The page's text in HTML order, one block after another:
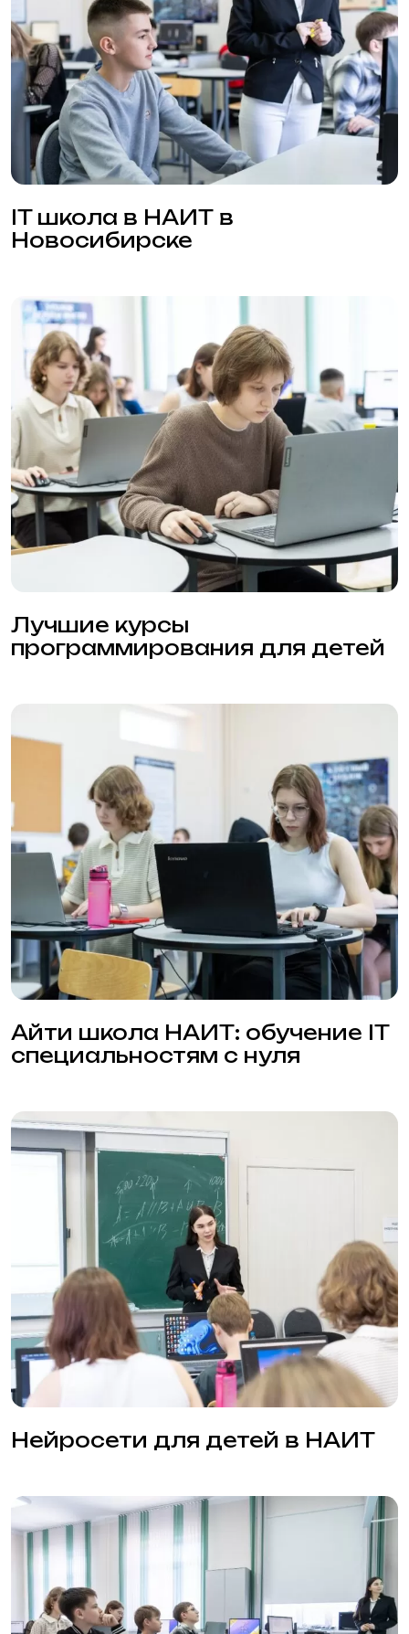
Лучшие курсы
программирования для детей
Айти школа НАИТ: обучение IT
специальностям с нуля
Нейросети для детей в НАИТ
С++ для школьников в НАИТ
1 →
+7 (913) 243-81-53
+7 (913) 465-45-23
2994552@mail.ru
Подготовительный факультет
Технический факультет
Графический факультет
Стоимость